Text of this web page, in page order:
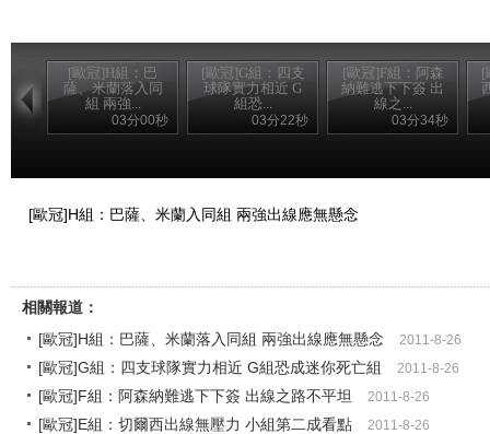
[歐冠]H組：巴
薩、米蘭落入同
組 兩強...
03分00秒
[歐冠]G組：四支
球隊實力相近 G
組恐...
03分22秒
[歐冠]F組：阿森
納難逃下下簽 出
線之...
03分34秒
[
[歐冠]H組：巴薩、米蘭入同組 兩強出線應無懸念
相關報道：
[歐冠]H組：巴薩、米蘭落入同組 兩強出線應無懸念
2011-8-26
[歐冠]G組：四支球隊實力相近 G組恐成迷你死亡組 2011-8-26
[歐冠]F組：阿森納難逃下下簽 出線之路不平坦 2011-8-26
[歐冠]E組：切爾西出線無壓力 小組第二成看點 2011-8-26